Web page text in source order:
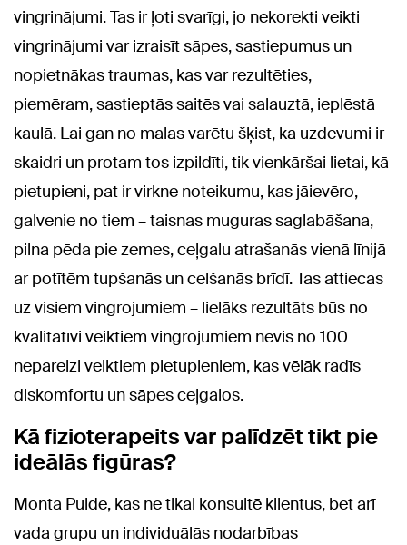
vingrinājumi. Tas ir ļoti svarīgi, jo nekorekti veikti
vingrinājumi var izraisīt sāpes, sastiepumus un
nopietnākas traumas, kas var rezultēties,
piemēram, sastieptās saitēs vai salauztā, ieplēstā
kaulā. Lai gan no malas varētu šķist, ka uzdevumi ir
skaidri un protam tos izpildīti, tik vienkāršai lietai, kā
pietupieni, pat ir virkne noteikumu, kas jāievēro,
galvenie no tiem – taisnas muguras saglabāšana,
pilna pēda pie zemes, ceļgalu atrašanās vienā līnijā
ar potītēm tupšanās un celšanās brīdī. Tas attiecas
uz visiem vingrojumiem – lielāks rezultāts būs no
kvalitatīvi veiktiem vingrojumiem nevis no 100
nepareizi veiktiem pietupieniem, kas vēlāk radīs
diskomfortu un sāpes ceļgalos.
Kā fizioterapeits var palīdzēt tikt pie
ideālās figūras?
Monta Puide, kas ne tikai konsultē klientus, bet arī
vada grupu un individuālās nodarbības